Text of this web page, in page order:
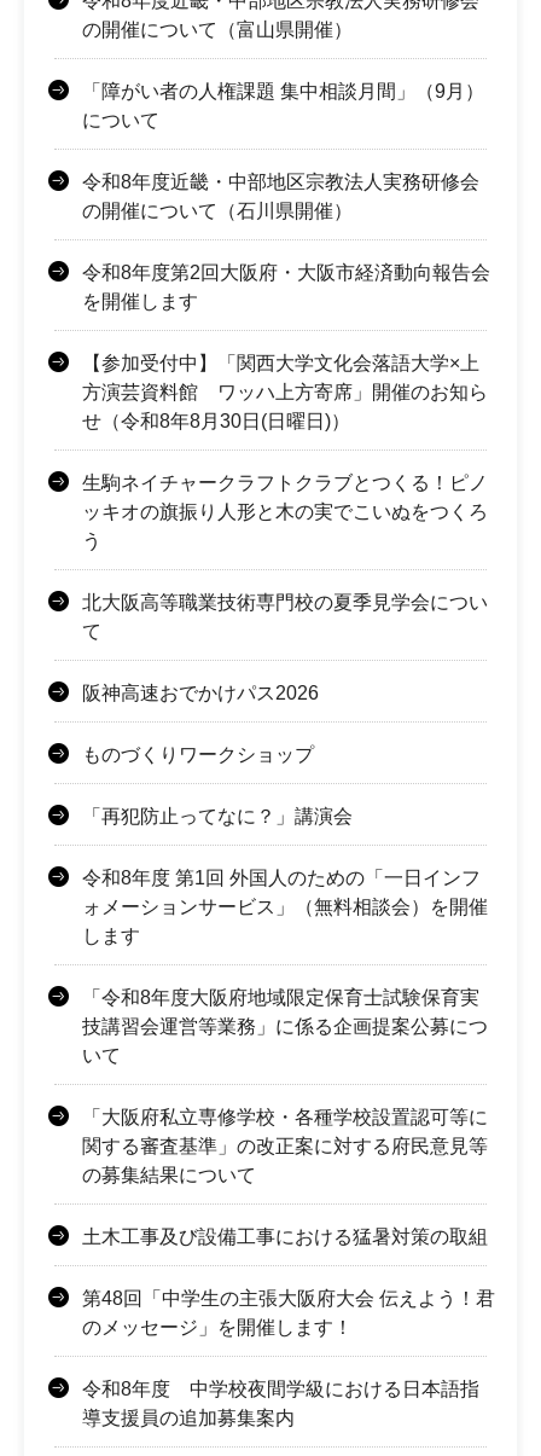
の開催について（富山県開催）
「障がい者の人権課題 集中相談月間」（9月）
について
令和8年度近畿・中部地区宗教法人実務研修会
の開催について（石川県開催）
令和8年度第2回大阪府・大阪市経済動向報告会
を開催します
【参加受付中】「関西大学文化会落語大学×上
方演芸資料館 ワッハ上方寄席」開催のお知ら
せ（令和8年8月30日(日曜日)）
生駒ネイチャークラフトクラブとつくる！ピノ
ッキオの旗振り人形と木の実でこいぬをつくろ
う
北大阪高等職業技術専門校の夏季見学会につい
て
阪神高速おでかけパス2026
ものづくりワークショップ
「再犯防止ってなに？」講演会
令和8年度 第1回 外国人のための「一日インフ
ォメーションサービス」（無料相談会）を開催
します
「令和8年度大阪府地域限定保育士試験保育実
技講習会運営等業務」に係る企画提案公募につ
いて
「大阪府私立専修学校・各種学校設置認可等に
関する審査基準」の改正案に対する府民意見等
の募集結果について
土木工事及び設備工事における猛暑対策の取組
第48回「中学生の主張大阪府大会 伝えよう！君
のメッセージ」を開催します！
令和8年度 中学校夜間学級における日本語指
導支援員の追加募集案内